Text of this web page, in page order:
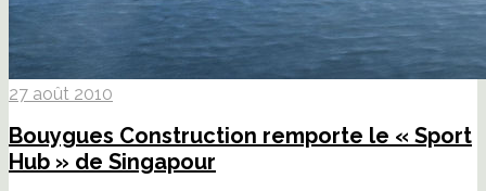
27 août 2010
Bouygues Construction remporte le « Sport
Hub » de Singapour